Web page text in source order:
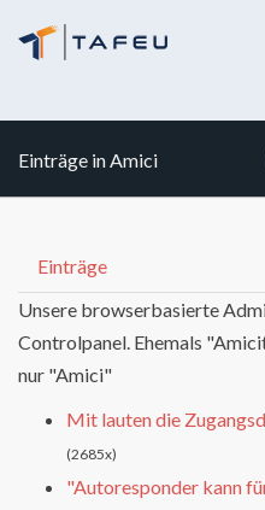
Einträge in Amici
Einträge
Unsere browserbasierte
Controlpanel. Ehemals
nur "Amici"
Mit lauten die
(2685x)
"Autoresponder kann